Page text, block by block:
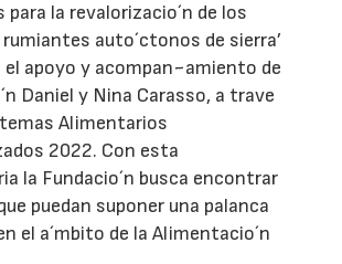
la revalorizacio´n de los
auto´ctonos de sierra’
apoyo y acompan~amiento de
Daniel y Nina Carasso, a trave
Alimentarios
2022. Con esta
la Fundacio´n busca encontrar
puedan suponer una palanca
el a´mbito de la Alimentacio´n